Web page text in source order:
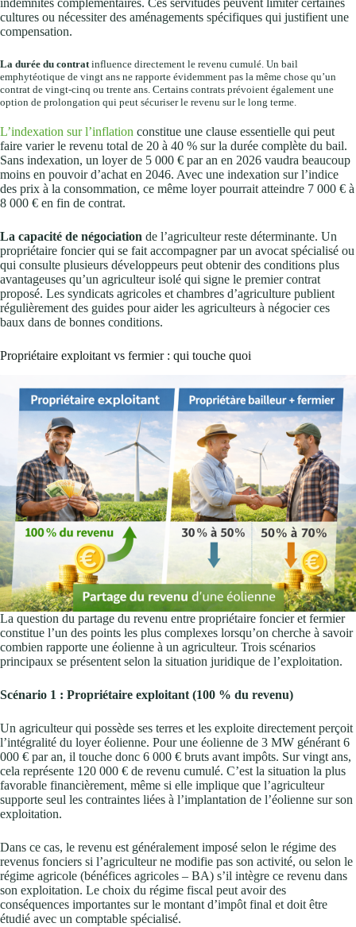
indemnités complémentaires. Ces servitudes peuvent limiter certaines
cultures ou nécessiter des aménagements spécifiques qui justifient une
compensation.
La durée du contratinfluence directement le revenu cumulé. Un bail
emphytéotique de vingt ans ne rapporte évidemment pas la même chose qu’un
contrat de vingt-cinq ou trente ans. Certains contrats prévoient également une
option de prolongation qui peut sécuriser le revenu sur le long terme.
L’indexation sur l’inflation constitue une clause essentielle qui peut
faire varier le revenu total de 20 à 40 % sur la durée complète du bail.
Sans indexation, un loyer de 5 000 € par an en 2026 vaudra beaucoup
moins en pouvoir d’achat en 2046. Avec une indexation sur l’indice
des prix à la consommation, ce même loyer pourrait atteindre 7 000 € à
8 000 € en fin de contrat.
La capacité de négociation de l’agriculteur reste déterminante. Un
propriétaire foncier qui se fait accompagner par un avocat spécialisé ou
qui consulte plusieurs développeurs peut obtenir des conditions plus
avantageuses qu’un agriculteur isolé qui signe le premier contrat
proposé. Les syndicats agricoles et chambres d’agriculture publient
régulièrement des guides pour aider les agriculteurs à négocier ces
baux dans de bonnes conditions.
Propriétaire exploitant vs fermier : qui touche quoi
La question du partage du revenu entre propriétaire foncier et fermier
constitue l’un des points les plus complexes lorsqu’on cherche à savoir
combien rapporte une éolienne à un agriculteur. Trois scénarios
principaux se présentent selon la situation juridique de l’exploitation.
Scénario 1 : Propriétaire exploitant (100 % du revenu)
Un agriculteur qui possède ses terres et les exploite directement perçoit
l’intégralité du loyer éolienne. Pour une éolienne de 3 MW générant 6
000 € par an, il touche donc 6 000 € bruts avant impôts. Sur vingt ans,
cela représente 120 000 € de revenu cumulé. C’est la situation la plus
favorable financièrement, même si elle implique que l’agriculteur
supporte seul les contraintes liées à l’implantation de l’éolienne sur son
exploitation.
Dans ce cas, le revenu est généralement imposé selon le régime des
revenus fonciers si l’agriculteur ne modifie pas son activité, ou selon le
régime agricole (bénéfices agricoles – BA) s’il intègre ce revenu dans
son exploitation. Le choix du régime fiscal peut avoir des
conséquences importantes sur le montant d’impôt final et doit être
étudié avec un comptable spécialisé.